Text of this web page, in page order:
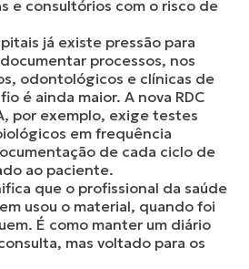
e consultórios com o risco de
já existe pressão para
processos, nos
odontológicos e clínicas de
é ainda maior. A nova RDC
por exemplo, exige testes
em frequência
de cada ciclo de
ao paciente.
que o profissional da saúde
usou o material, quando foi
É como manter um diário
mas voltado para os